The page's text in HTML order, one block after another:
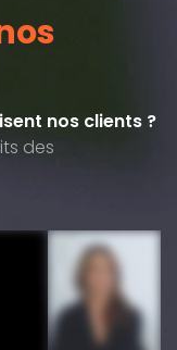
nos clients ?
des